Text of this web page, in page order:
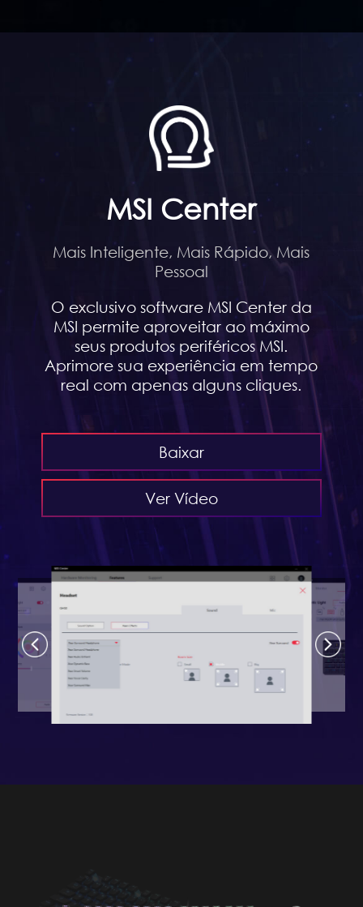
MSI Center
Mais Inteligente, Mais Rápido, Mais
Pessoal
O exclusivo software MSI Center da
MSI permite aproveitar ao máximo
seus produtos periféricos MSI.
Aprimore sua experiência em tempo
real com apenas alguns cliques.
Baixar
Ver Vídeo